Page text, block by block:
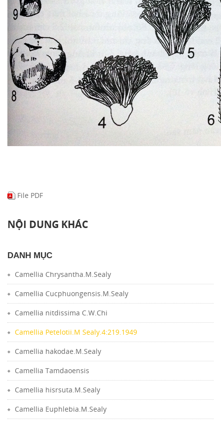
File PDF
NỘI DUNG KHÁC
DANH MỤC
Camellia Chrysantha.M.Sealy
Camellia Cucphuongensis.M.Sealy
Camellia nitdissima C.W.Chi
Camellia Petelotii.M Sealy.4:219.1949
Camellia hakodae.M.Sealy
Camellia Tamdaoensis
Camellia hisrsuta.M.Sealy
Camellia Euphlebia.M.Sealy